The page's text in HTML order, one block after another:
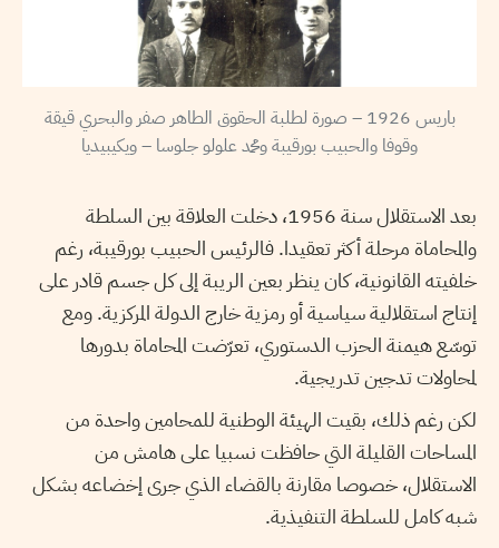
باريس 1926 – صورة لطلبة الحقوق الطاهر صفر والبحري قيقة
وقوفا والحبيب بورقيبة ومحمد علولو جلوسا – ويكيبيديا
بعد الاستقلال سنة 1956، دخلت العلاقة بين السلطة
والمحاماة مرحلة أكثر تعقيدا. فالرئيس الحبيب بورقيبة، رغم
خلفيته القانونية، كان ينظر بعين الريبة إلى كل جسم قادر على
إنتاج استقلالية سياسية أو رمزية خارج الدولة المركزية. ومع
توسّع هيمنة الحزب الدستوري، تعرّضت المحاماة بدورها
لمحاولات تدجين تدريجية.
لكن رغم ذلك، بقيت الهيئة الوطنية للمحامين واحدة من
المساحات القليلة التي حافظت نسبيا على هامش من
الاستقلال، خصوصا مقارنة بالقضاء الذي جرى إخضاعه بشكل
شبه كامل للسلطة التنفيذية.